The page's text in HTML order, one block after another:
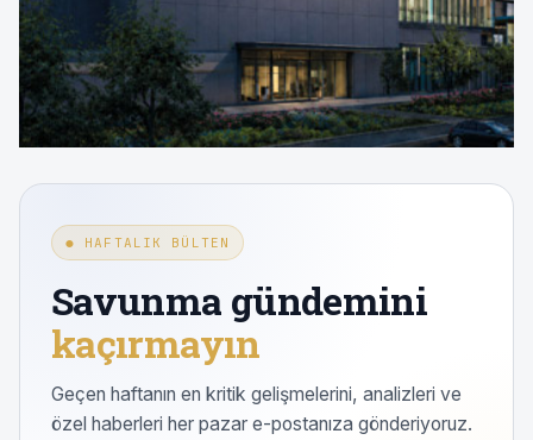
● HAFTALIK BÜLTEN
Savunma gündemini
kaçırmayın
Geçen haftanın en kritik gelişmelerini, analizleri ve
özel haberleri her pazar e-postanıza gönderiyoruz.